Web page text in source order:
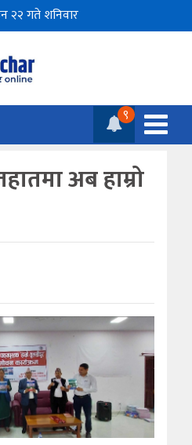
२२ गते शनिवार
९
अब हाम्रो